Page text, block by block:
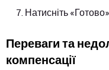
Натисніть
Переваги та
компенсації